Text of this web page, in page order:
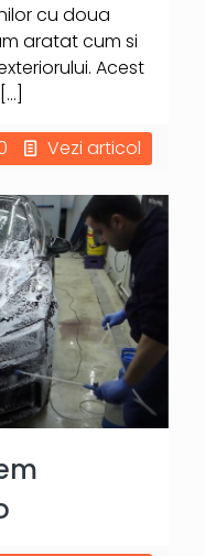
cu doua
aratat cum si
Acest
[…]
Vezi articol